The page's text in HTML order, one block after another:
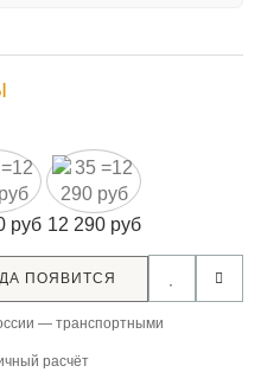
руб 12 290 руб
ПОЯВИТСЯ
— транспортными
расчёт